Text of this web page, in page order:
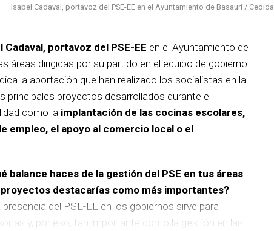
Isabel Cadaval, portavoz del PSE-EE en el Ayuntamiento de Basauri / Cedida
Cadaval, portavoz del PSE-EE en el Ayuntamiento de
áreas dirigidas por su partido en el equipo de gobierno
la aportación que han realizado los socialistas en la
principales proyectos desarrollados durante el
como la implantación de las cocinas escolares,
empleo, el apoyo al comercio local o el
balance haces de la gestión del PSE en tus áreas
destacarías como más importantes?
del PSE-EE en los gobiernos sirve para
y, por eso, tan importante como la gestión en las